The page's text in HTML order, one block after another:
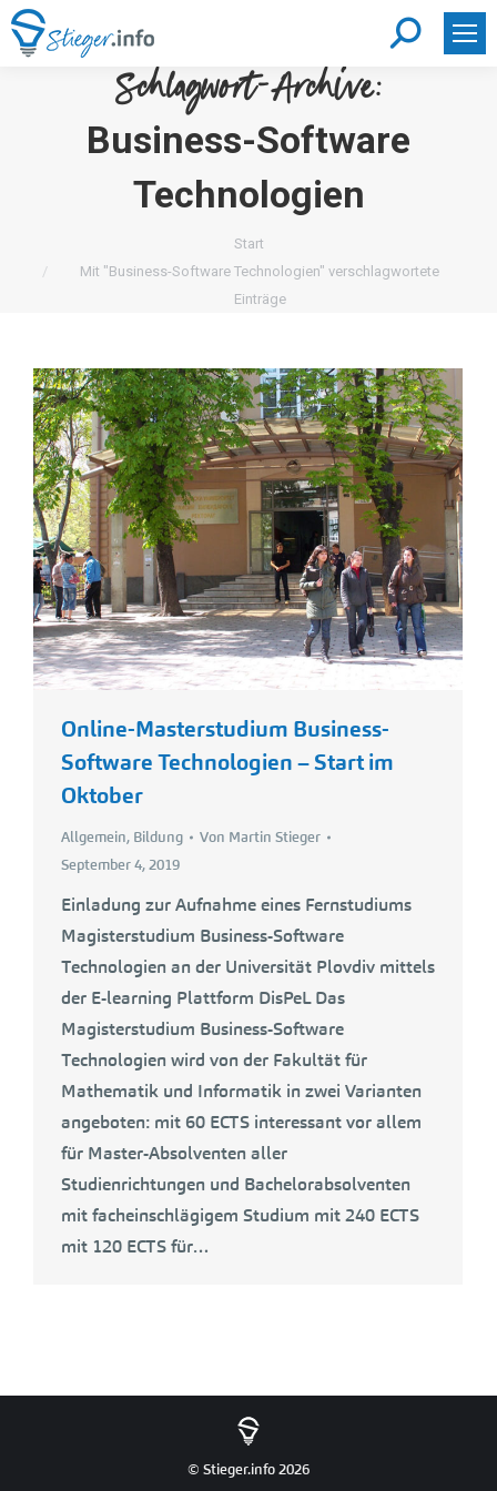
Search:
Schlagwort-Archive:
Business-Software
Technologien
Start
Mit "Business-Software Technologien" verschlagwortete
Einträge
Online-Masterstudium Business-
Software Technologien – Start im
Oktober
Allgemein, Bildung Von Martin Stieger
September 4, 2019
Einladung zur Aufnahme eines Fernstudiums
Magisterstudium Business-Software
Technologien an der Universität Plovdiv mittels
der E-learning Plattform DisPeL Das
Magisterstudium Business-Software
Technologien wird von der Fakultät für
Mathematik und Informatik in zwei Varianten
angeboten: mit 60 ECTS interessant vor allem
für Master-Absolventen aller
Studienrichtungen und Bachelorabsolventen
mit facheinschlägigem Studium mit 240 ECTS
mit 120 ECTS für…
© Stieger.info 2026